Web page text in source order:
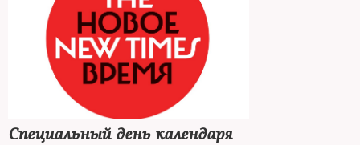
Специальный день календаря